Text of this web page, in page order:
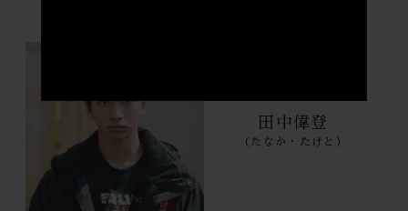
田中偉登
（たなか・たけと）